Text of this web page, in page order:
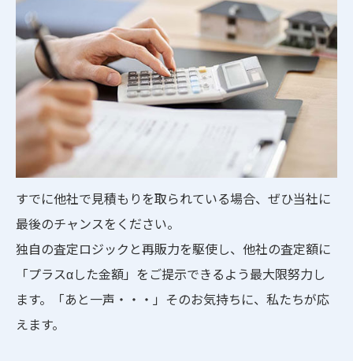
すでに他社で見積もりを取られている場合、ぜひ当社に
最後のチャンスをください。
独自の査定ロジックと再販力を駆使し、他社の査定額に
「プラスαした金額」をご提示できるよう最大限努力し
ます。「あと一声・・・」そのお気持ちに、私たちが応
えます。